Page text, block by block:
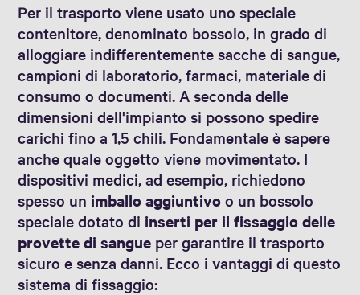
Per il trasporto viene usato uno speciale
contenitore, denominato bossolo, in grado di
alloggiare indifferentemente sacche di sangue,
campioni di laboratorio, farmaci, materiale di
consumo o documenti. A seconda delle
dimensioni dell'impianto si possono spedire
carichi fino a 1,5 chili. Fondamentale è sapere
anche quale oggetto viene movimentato. I
dispositivi medici, ad esempio, richiedono
spesso un imballo aggiuntivoo un bossolo
speciale dotato di inserti per il fissaggio delle
provette di sangue per garantire il trasporto
sicuro e senza danni. Ecco i vantaggi di questo
sistema di fissaggio: